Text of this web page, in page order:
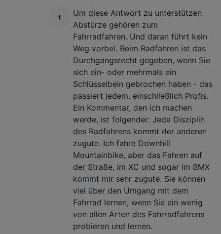
Um diese Antwort zu unterstützen.
Abstürze gehören zum
Fahrradfahren. Und daran führt kein
Weg vorbei. Beim Radfahren ist das
Durchgangsrecht gegeben, wenn Sie
sich ein- oder mehrmals ein
Schlüsselbein gebrochen haben - das
passiert jedem, einschließlich Profis.
Ein Kommentar, den ich machen
werde, ist folgender: Jede Disziplin
des Radfahrens kommt der anderen
zugute. Ich fahre Downhill
Mountainbike, aber das Fahren auf
der Straße, im XC und sogar im BMX
kommt mir sehr zugute. Sie können
viel über den Umgang mit dem
Fahrrad lernen, wenn Sie ein wenig
von allen Arten des Fahrradfahrens
probieren und lernen.